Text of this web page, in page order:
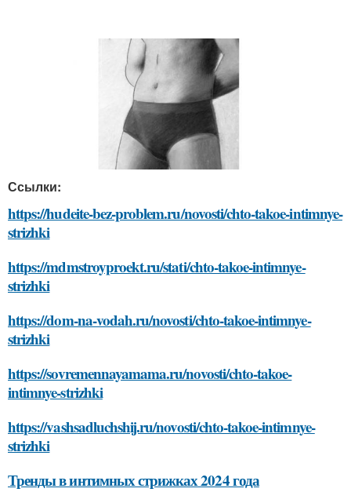
Ссылки:
https://hudeite-bez-problem.ru/novosti/chto-takoe-intimnye-
strizhki
https://mdmstroyproekt.ru/stati/chto-takoe-intimnye-
strizhki
https://dom-na-vodah.ru/novosti/chto-takoe-intimnye-
strizhki
https://sovremennayamama.ru/novosti/chto-takoe-
intimnye-strizhki
https://vashsadluchshij.ru/novosti/chto-takoe-intimnye-
strizhki
Тренды в интимных стрижках 2024 года